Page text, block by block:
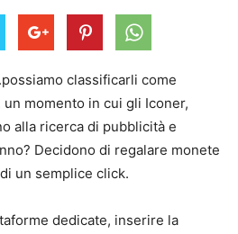
classificarli come
un momento in cui gli Iconer,
alla ricerca di pubblicità e
Decidono di regalare monete
un semplice click.
dedicate, inserire la